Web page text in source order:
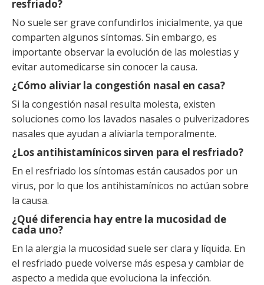
resfriado?
No suele ser grave confundirlos inicialmente, ya que
comparten algunos síntomas. Sin embargo, es
importante observar la evolución de las molestias y
evitar automedicarse sin conocer la causa.
¿Cómo aliviar la congestión nasal en casa?
Si la congestión nasal resulta molesta, existen
soluciones como los lavados nasales o pulverizadores
nasales que ayudan a aliviarla temporalmente.
¿Los antihistamínicos sirven para el resfriado?
En el resfriado los síntomas están causados por un
virus, por lo que los antihistamínicos no actúan sobre
la causa.
¿Qué diferencia hay entre la mucosidad de
cada uno?
En la alergia la mucosidad suele ser clara y líquida. En
el resfriado puede volverse más espesa y cambiar de
aspecto a medida que evoluciona la infección.